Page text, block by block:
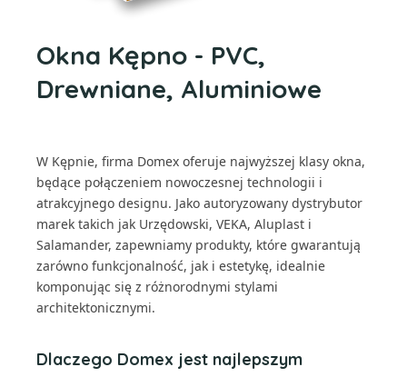
Okna Kępno - PVC,
Drewniane, Aluminiowe
W Kępnie, firma Domex oferuje najwyższej klasy okna,
będące połączeniem nowoczesnej technologii i
atrakcyjnego designu. Jako autoryzowany dystrybutor
marek takich jak Urzędowski, VEKA, Aluplast i
Salamander, zapewniamy produkty, które gwarantują
zarówno funkcjonalność, jak i estetykę, idealnie
komponując się z różnorodnymi stylami
architektonicznymi.
Dlaczego Domex jest najlepszym